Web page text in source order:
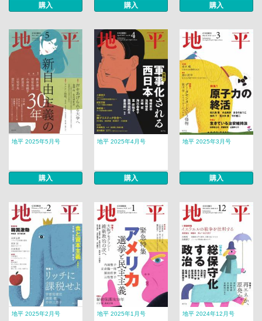
購入 購入 購入
地平 2025年5月号
購入
地平 2025年4月号
購入
地平 2025年3月号
購入
地平 2025年2月号 地平 2025年1月号 地平 2024年12月号